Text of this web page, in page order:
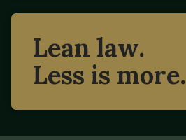
Lean law.
Less is more.